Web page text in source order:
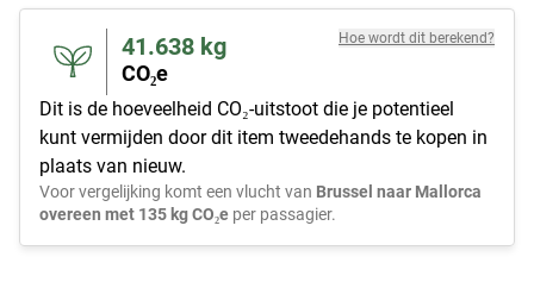
41.638 kg
CO₂e
Hoe wordt dit berekend?
Dit is de hoeveelheid CO₂-uitstoot die je potentieel
kunt vermijden door dit item tweedehands te kopen in
plaats van nieuw.
Voor vergelijking komt een vlucht van Brussel naar Mallorca
overeen met 135 kg CO₂e per passagier.